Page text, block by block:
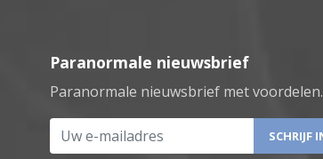
Paranormale nieuwsbrief
Paranormale nieuwsbrief met voordelen.
Uw e-mailadres